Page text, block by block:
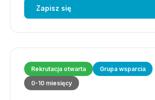
Zapisz się
Rekrutacja otwarta
Grupa wsparcia
0-10 miesięcy